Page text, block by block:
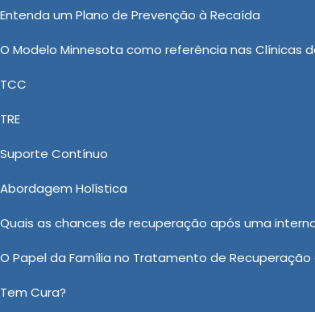
Entenda um Plano de Prevenção à Recaída
O Modelo Minnesota como referência nas Clínicas
TCC
TRE
Suporte Contínuo
Abordagem Holística
Quais as chances de recuperação após uma
O Papel da Família no Tratamento de
Tem Cura?
Quer conhecer mais sobre nossas
de drogas
Evangelica, Tratamento Involuntário
de Saúde, Clinica de Reabilitação Pelo
conta com os melhores recursos do
Detentora da parceria com
possível. Entre em contato e faça um